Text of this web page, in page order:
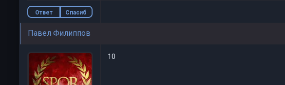
Ответ
Спасиб
Павел Филиппов
10